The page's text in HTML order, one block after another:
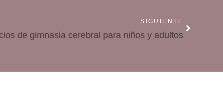
SIGUIENTE
de gimnasia cerebral para niños y adultos